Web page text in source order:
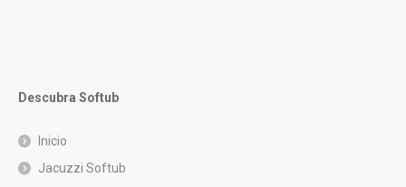
Descubra Softub
Inicio
Jacuzzi Softub